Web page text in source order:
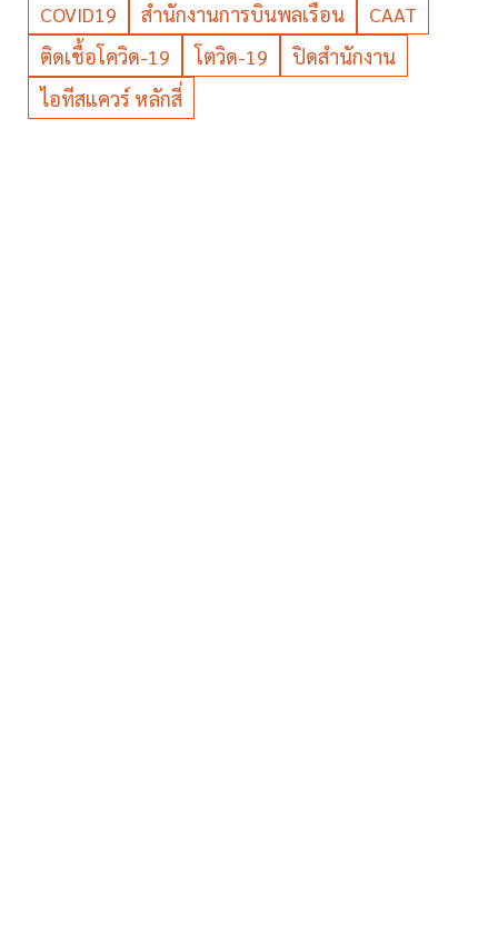
COVID19
สำนักงานการบินพลเรือน
CAAT
ติดเชื้อโควิด-19
โตวิด-19
ปิดสำนักงาน
ไอทีสแควร์ หลักสี่